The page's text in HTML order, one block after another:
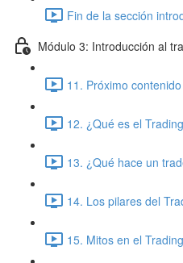
Fin de la sección
Módulo 3: Introducción al
11. Próximo
12. ¿Qué es el
13. ¿Qué hace un
14. Los pilares del
15. Mitos en el